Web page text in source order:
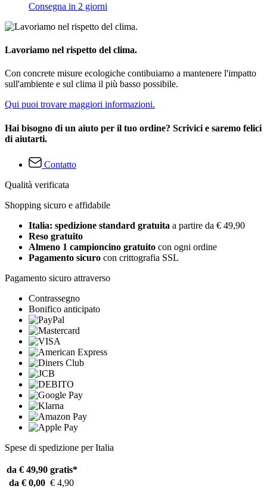
Consegna in 2 giorni
Lavoriamo nel rispetto del clima.
Con concrete misure ecologiche contibuiamo a mantenere l'impatto
sull'ambiente e sul clima il più basso possibile.
Qui puoi trovare maggiori informazioni.
Hai bisogno di un aiuto per il tuo ordine? Scrivici e saremo felici
di aiutarti.
Contatto
Qualità verificata
Shopping sicuro e affidabile
Italia: spedizione standard gratuita a partire da € 49,90
Reso gratuito
Almeno 1 campioncino gratuito con ogni ordine
Pagamento sicuro con crittografia SSL
Pagamento sicuro attraverso
Contrassegno
Bonifico anticipato
Spese di spedizione per Italia
da € 49,90 gratis*
da € 0,00 € 4,90